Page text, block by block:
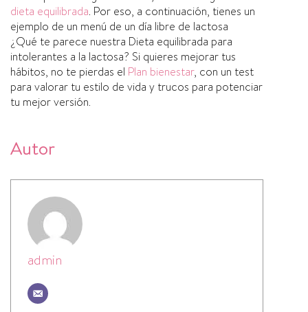
dieta equilibrada. Por eso, a continuación, tienes un
ejemplo de un menú de un dí­a libre de lactosa
¿Qué te parece nuestra Dieta equilibrada para
intolerantes a la lactosa? Si quieres mejorar tus
hábitos, no te pierdas el Plan bienestar, con un test
para valorar tu estilo de vida y trucos para potenciar
tu mejor versión.
Autor
admin